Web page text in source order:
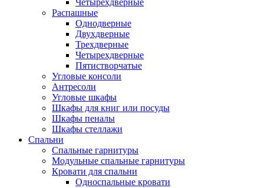
Четырехдверные
Распашные
Однодверные
Двухдверные
Трехдверные
Четырехдверные
Пятистворчатые
Угловые консоли
Антресоли
Угловые шкафы
Шкафы для книг или посуды
Шкафы пеналы
Шкафы стеллажи
Спальни
Спальные гарнитуры
Модульные спальные гарнитуры
Кровати для спальни
Односпальные кровати